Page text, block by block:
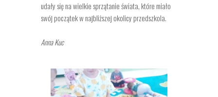
udały się na wielkie sprzątanieświata, które miało
swój początek w najbliższej okolicy przedszkola.
Anna Kuc